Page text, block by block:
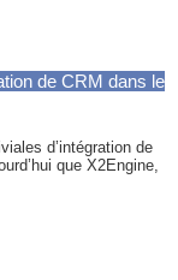
de CRM dans le
d’intégration de
que X2Engine,